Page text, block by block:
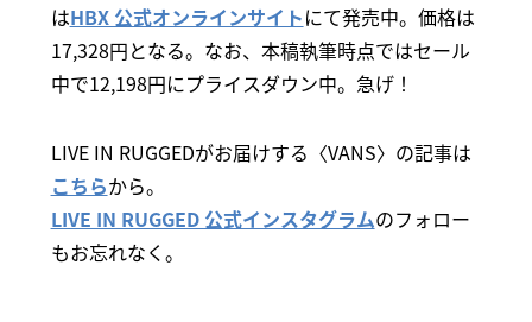
はHBX 公式オンラインサイトにて発売中。価格は
17,328円となる。なお、本稿執筆時点ではセール
中で12,198円にプライスダウン中。急げ！
LIVE IN RUGGEDがお届けする〈VANS〉の記事は
こちらから。
LIVE IN RUGGED 公式インスタグラムのフォロー
もお忘れなく。